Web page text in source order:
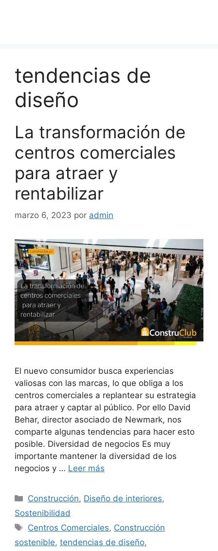
tendencias de
diseño
La transformación de
centros comerciales
para atraer y
rentabilizar
marzo 6, 2023 por admin
El nuevo consumidor busca experiencias
valiosas con las marcas, lo que obliga a los
centros comerciales a replantear su estrategia
para atraer y captar al público. Por ello David
Behar, director asociado de Newmark, nos
comparte algunas tendencias para hacer esto
posible. Diversidad de negocios Es muy
importante mantener la diversidad de los
negocios y … Leer más
Categorías
Construcción, Diseño de interiores,
Sostenibilidad
Etiquetas
Centros Comerciales, Construcción
sostenible, tendencias de diseño,